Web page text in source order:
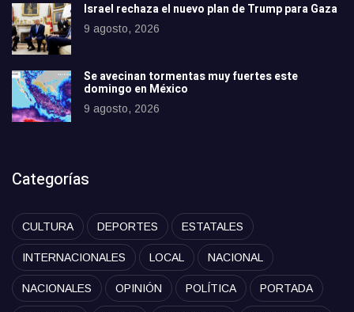
Israel rechaza el nuevo plan de Trump para Gaza
9 agosto, 2026
Se avecinan tormentas muy fuertes este
domingo en México
9 agosto, 2026
Categorías
CULTURA DEPORTES ESTATALES
INTERNACIONALES LOCAL NACIONAL
NACIONALES OPINIÓN POLÍTICA PORTADA